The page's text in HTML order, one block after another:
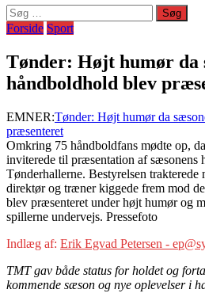
Søg
efter:
Forside Sport
Tønder: Højt humør da
håndboldhold blev
EMNER:Tønder: Højt humør da
præsenteret
Omkring 75 håndboldfans mødte op,
inviterede til præsentation af sæsonens
Tønderhallerne. Bestyrelsen trakterede
direktør og træner kiggede frem mod
blev præsenteret under højt humør og
spillerne undervejs. Pressefoto
Indlæg af: Erik Egvad Petersen -
TMT gav både status for holdet og
kommende sæson og nye oplevelser i